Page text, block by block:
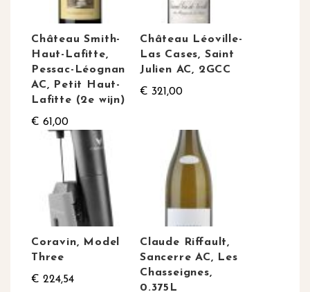
Château Smith-
Haut-Lafitte,
Pessac-Léognan
AC, Petit Haut-
Lafitte (2e wijn)
€ 61,00
Château Léoville-
Las Cases, Saint
Julien AC, 2GCC
€ 321,00
Coravin, Model
Three
€ 224,54
Claude Riffault,
Sancerre AC, Les
Chasseignes,
0.375L